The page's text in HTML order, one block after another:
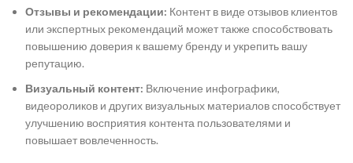
Отзывы и рекомендации: Контент в виде отзывов клиентов
или экспертных рекомендаций может также способствовать
повышению доверия к вашему бренду и укрепить вашу
репутацию.
Визуальный контент: Включение инфографики,
видеороликов и других визуальных материалов способствует
улучшению восприятия контента пользователями и
повышает вовлеченность.